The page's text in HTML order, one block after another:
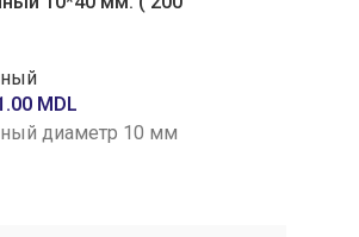
MDL
диаметр 10 мм